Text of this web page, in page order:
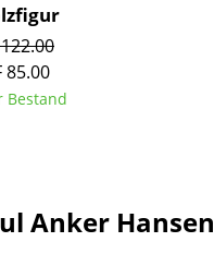
85.00
Bestand
Anker Hansen